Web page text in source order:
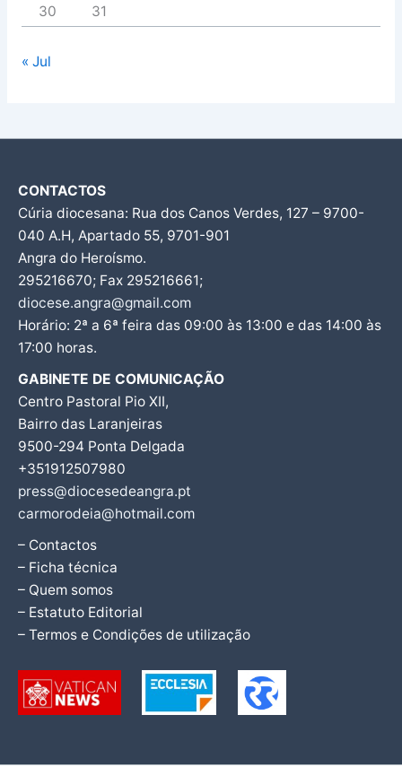
30
31
« Jul
CONTACTOS
Cúria diocesana: Rua dos Canos Verdes, 127 – 9700-
040 A.H, Apartado 55, 9701-901
Angra do Heroísmo.
295216670; Fax 295216661;
diocese.angra@gmail.com
Horário: 2ª a 6ª feira das 09:00 às 13:00 e das 14:00 às
17:00 horas.
GABINETE DE COMUNICAÇÃO
Centro Pastoral Pio XII,
Bairro das Laranjeiras
9500-294 Ponta Delgada
+351912507980
press@diocesedeangra.pt
carmorodeia@hotmail.com
– Contactos
– Ficha técnica
– Quem somos
– Estatuto Editorial
– Termos e Condições de utilização